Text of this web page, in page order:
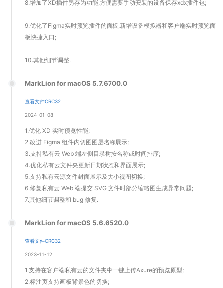
8.增加了XD插件另存为功能,方便需要手动安装的设备保存xdx插件包;
9.优化了Figma实时预览插件的面板,新增设备模拟器和客户端实时预览面
板快捷入口;
10.其他细节调整.
2024-01-08
查看文件CRC32
MarkLion for macOS 5.7.6700.0
1.优化 XD 实时预览性能;
2.改进 Figma 组件内切图图层名称展示;
3.支持私有云 Web 端左侧目录树按名称或时间排序;
4.优化私有云文件夹更新日期状态和界面展示;
5.支持私有云源文件封面展示及大小视图切换;
6.修复私有云 Web 端提交 SVG 文件时部分缩略图生成异常问题;
7.其他细节调整和 bug 修复.
2023-11-12
查看文件CRC32
MarkLion for macOS 5.6.6520.0
1.支持在客户端私有云的文件夹中一键上传Axure的预览原型;
2.标注页支持画板背景色的切换;